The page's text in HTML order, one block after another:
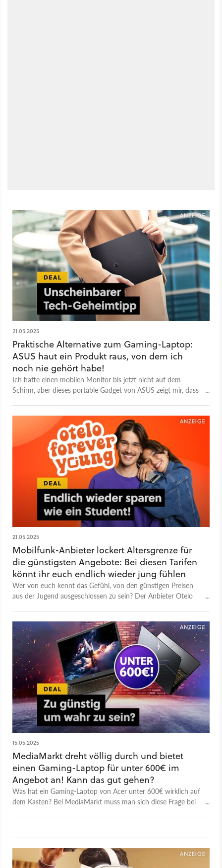
21.05.2025
Praktische Alternative zum Gaming-Laptop:
ASUS haut ein Produkt raus, von dem ich
noch nie gehört habe!
Ich hatte einen mobilen Monitor bis jetzt nicht auf dem
Schirm, aber dieses portable Gadget von ASUS zeigt mir, dass
21.05.2025
Mobilfunk-Anbieter lockert Altersgrenze für
die günstigsten Angebote: Bei diesen Tarifen
könnt ihr euch endlich wieder jung fühlen
Wer von euch kennt das Gefühl, von den günstigen Preisen
aus der Jugend ausgeschlossen zu sein? Der Anbieter Otelo
15.05.2025
MediaMarkt dreht völlig durch und bietet
einen Gaming-Laptop für unter 600€ im
Angebot an! Kann das gut gehen?
Was hat ein Gaming-Laptop von Acer unter 600€ wirklich auf
dem Kasten? Bei MediaMarkt muss man sich diese Frage bei